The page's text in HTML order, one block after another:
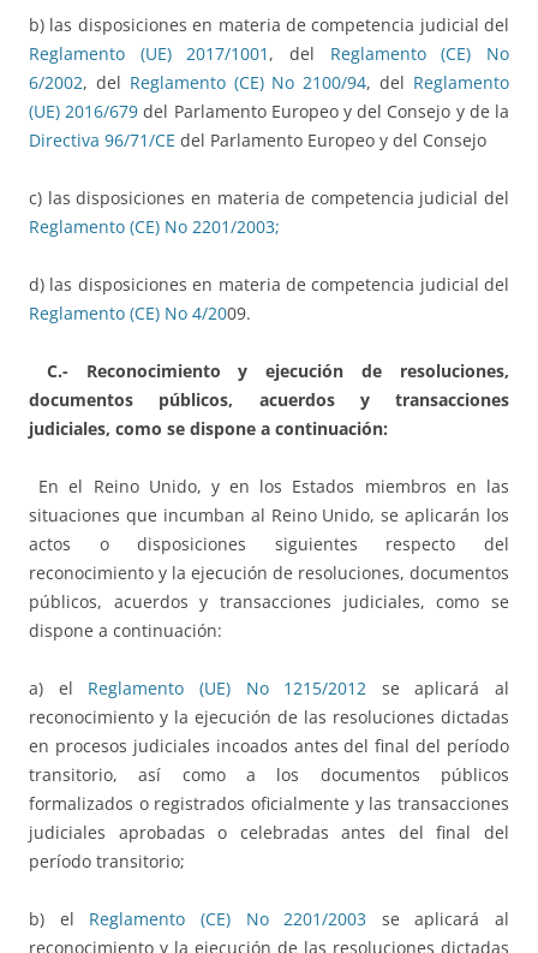
b) las disposiciones en materia de competencia judicial del
Reglamento (UE) 2017/1001 , del Reglamento (CE) No
6/2002, del Reglamento (CE) No 2100/94, del Reglamento
(UE) 2016/679 del Parlamento Europeo y del Consejo y de la
Directiva 96/71/CE del Parlamento Europeo y del Consejo
c) las disposiciones en materia de competencia judicial del
Reglamento (CE) No 2201/2003;
d) las disposiciones en materia de competencia judicial del
Reglamento (CE) No 4/2009.
C.- Reconocimiento y ejecución de resoluciones,
documentos públicos, acuerdos y transacciones
judiciales, como se dispone a continuación:
En el Reino Unido, y en los Estados miembros en las
situaciones que incumban al Reino Unido, se aplicarán los
actos o disposiciones siguientes respecto del
reconocimiento y la ejecución de resoluciones, documentos
públicos, acuerdos y transacciones judiciales, como se
dispone a continuación:
a) el Reglamento (UE) No 1215/2012 se aplicará al
reconocimiento y la ejecución de las resoluciones dictadas
en procesos judiciales incoados antes del final del período
transitorio, así como a los documentos públicos
formalizados o registrados oficialmente y las transacciones
judiciales aprobadas o celebradas antes del final del
período transitorio;
b) el Reglamento (CE) No 2201/2003 se aplicará al
reconocimiento y la ejecución de las resoluciones dictadas